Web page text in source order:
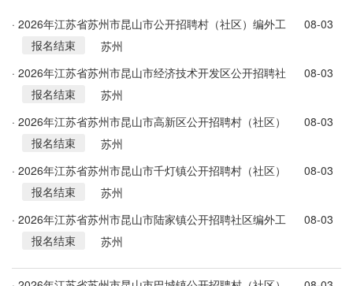
· 2026年江苏省苏州市昆山市公开招聘村（社区）编外工
作人员简章（汇总）
08-03
报名结束
苏州
· 2026年江苏省苏州市昆山市经济技术开发区公开招聘社
区编外工作人员18人简章
08-03
报名结束
苏州
· 2026年江苏省苏州市昆山市高新区公开招聘村（社区）
编外工作人员35人简章
08-03
报名结束
苏州
· 2026年江苏省苏州市昆山市千灯镇公开招聘村（社区）
编外工作人员3人简章
08-03
报名结束
苏州
· 2026年江苏省苏州市昆山市陆家镇公开招聘社区编外工
作人员5人简章
08-03
报名结束
苏州